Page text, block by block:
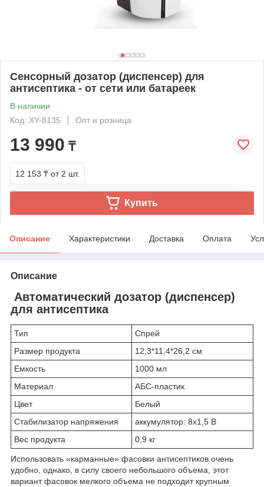
Сенсорный дозатор (диспенсер) для
антисептика - от сети или батареек
В наличии
Код: XY-8135
Опт и розница
13 990 ₸
12 153 ₸ от 2 шт.
Купить
Описание Характеристики Доставка Оплата
Описание
Автоматический дозатор (диспенсер)
для антисептика
Тип
Спрей
Размер продукта
12,3*11,4*26,2 см
Емкость
1000 мл
Материал
АБС-пластик
Цвет
Белый
Стабилизатор напряжения
аккумулятор: 8х1,5 В
Вес продукта
0,9 кг
Использовать «карманные» фасовки антисептиков очень
удобно, однако, в силу своего небольшого объема, этот
вариант фасовок мелкого объема не подходит крупным